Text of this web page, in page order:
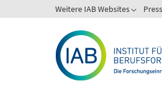
zum
Weitere IAB Websites